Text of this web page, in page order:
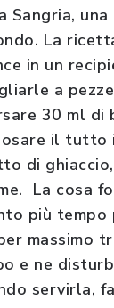
La
in un
a
30 ml di
il
di
La cosa
più
massimo
e ne
servirla,